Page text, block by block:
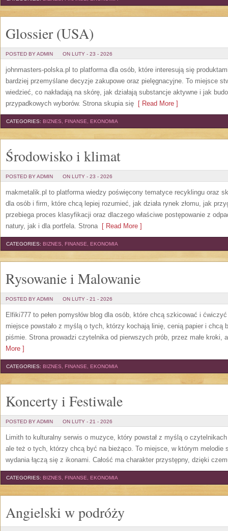
Glossier (USA)
POSTED BY ADMIN ON LUTY - 23 - 2026
johnmasters-polska.pl to platforma dla osób, które interesują się
bardziej przemyślane decyzje zakupowe oraz pielęgnacyjne. To miejsce
wiedzieć, co nakładają na skórę, jak działają substancje aktywne i jak
przypadkowych wyborów. Strona skupia się [ Read More ]
CATEGORIES: BIZNES, FINANSE, EKONOMIA
Środowisko i klimat
POSTED BY ADMIN ON LUTY - 23 - 2026
makmetalik.pl to platforma wiedzy poświęcony tematyce recyklingu oraz
dla osób i firm, które chcą lepiej rozumieć, jak działa rynek złomu, jak
przebiega proces klasyfikacji oraz dlaczego właściwe postępowanie z
natury, jak i dla portfela. Strona[ Read More ]
CATEGORIES: BIZNES, FINANSE, EKONOMIA
Rysowanie i Malowanie
POSTED BY ADMIN ON LUTY - 21 - 2026
Elfiki777 to pełen pomysłów blog dla osób, które chcą szkicować i
miejsce powstało z myślą o tych, którzy kochają linię, cenią papier i chcą
piśmie. Strona prowadzi czytelnika od pierwszych prób, przez małe kroki,
More ]
CATEGORIES: BIZNES, FINANSE, EKONOMIA
Koncerty i Festiwale
POSTED BY ADMIN ON LUTY - 21 - 2026
Limith to kulturalny serwis o muzyce, który powstał z myślą o
ale też o tych, którzy chcą być na bieżąco. To miejsce, w którym melodie
wydania łączą się z ikonami. Całość ma charakter przystępny, dzięki
CATEGORIES: BIZNES, FINANSE, EKONOMIA
Angielski w podróży